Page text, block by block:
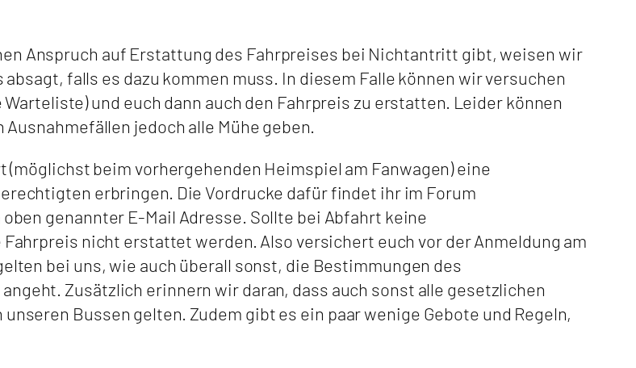
Anspruch auf Erstattung des Fahrpreises bei Nichtantritt gibt, weisen wir
falls es dazu kommen muss. In diesem Falle können wir versuchen
und euch dann auch den Fahrpreis zu erstatten. Leider können
jedoch alle Mühe geben.
beim vorhergehenden Heimspiel am Fanwagen) eine
erbringen. Die Vordrucke dafür findet ihr im Forum
genannter E-Mail Adresse. Sollte bei Abfahrt keine
nicht erstattet werden. Also versichert euch vor der Anmeldung am
bei uns, wie auch überall sonst, die Bestimmungen des
Zusätzlich erinnern wir daran, dass auch sonst alle gesetzlichen
Bussen gelten. Zudem gibt es ein paar wenige Gebote und Regeln,